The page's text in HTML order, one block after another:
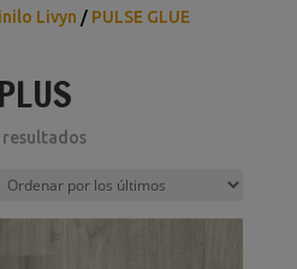
Livyn / PULSE GLUE
resultadosOrdenado
los
últimos